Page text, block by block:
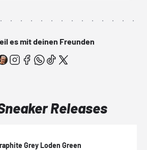
es mit deinen Freunden
Releases
Grey Loden Green